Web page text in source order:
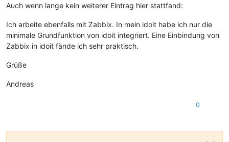
Auch wenn lange kein weiterer Eintrag hier stattfand:
Ich arbeite ebenfalls mit Zabbix. In mein idoit habe ich nur die
minimale Grundfunktion von idoit integriert. Eine Einbindung von
Zabbix in idoit fände ich sehr praktisch.
Grüße
Andreas
0